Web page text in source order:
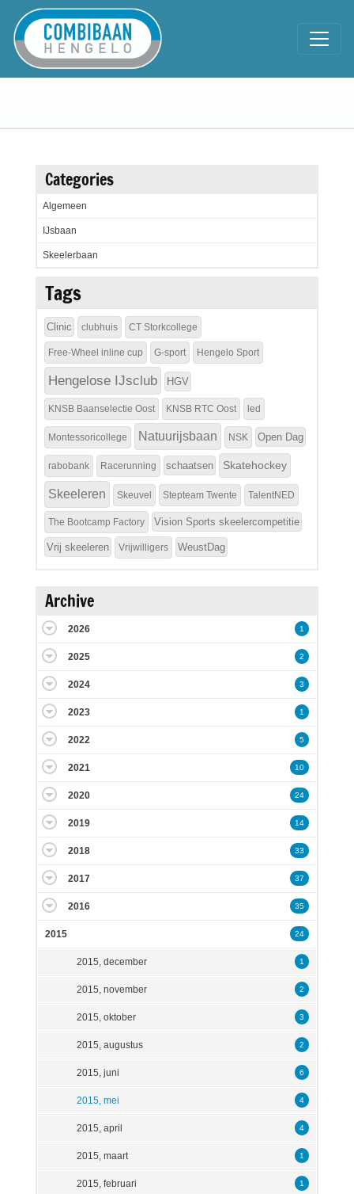
Categories
Algemeen
IJsbaan
Skeelerbaan
Tags
Clinic clubhuis CT Storkcollege
Free-Wheel inline cup G-sport Hengelo Sport
Hengelose IJsclub HGV
KNSB Baanselectie Oost KNSB RTC Oost led
Montessoricollege Natuurijsbaan NSK Open Dag
rabobank Racerunning schaatsen Skatehockey
Skeeleren Skeuvel Stepteam Twente TalentNED
The Bootcamp Factory Vision Sports skeelercompetitie
Vrij skeeleren Vrijwilligers WeustDag
Archive
2026 1
2025 2
2024 3
2023 1
2022 5
2021 10
2020 24
2019 14
2018 33
2017 37
2016 35
2015 24
2015, december 1
2015, november 2
2015, oktober 3
2015, augustus 2
2015, juni 6
2015, mei 4
2015, april 4
2015, maart 1
2015, februari 1